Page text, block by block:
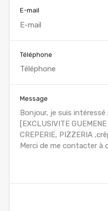
E-mail
Téléphone
Message